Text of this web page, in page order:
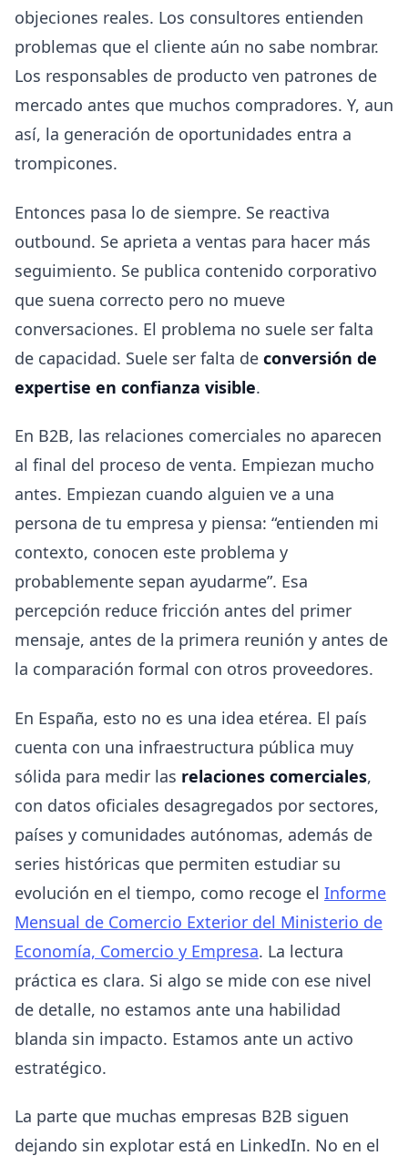
objeciones reales. Los consultores entienden
problemas que el cliente aún no sabe nombrar.
Los responsables de producto ven patrones de
mercado antes que muchos compradores. Y, aun
así, la generación de oportunidades entra a
trompicones.
Entonces pasa lo de siempre. Se reactiva
outbound. Se aprieta a ventas para hacer más
seguimiento. Se publica contenido corporativo
que suena correcto pero no mueve
conversaciones. El problema no suele ser falta
de capacidad. Suele ser falta de conversión de
expertise en confianza visible.
En B2B, las relaciones comerciales no aparecen
al final del proceso de venta. Empiezan mucho
antes. Empiezan cuando alguien ve a una
persona de tu empresa y piensa: “entienden mi
contexto, conocen este problema y
probablemente sepan ayudarme”. Esa
percepción reduce fricción antes del primer
mensaje, antes de la primera reunión y antes de
la comparación formal con otros proveedores.
En España, esto no es una idea etérea. El país
cuenta con una infraestructura pública muy
sólida para medir las relaciones comerciales,
con datos oficiales desagregados por sectores,
países y comunidades autónomas, además de
series históricas que permiten estudiar su
evolución en el tiempo, como recoge el Informe
Mensual de Comercio Exterior del Ministerio de
Economía, Comercio y Empresa. La lectura
práctica es clara. Si algo se mide con ese nivel
de detalle, no estamos ante una habilidad
blanda sin impacto. Estamos ante un activo
estratégico.
La parte que muchas empresas B2B siguen
dejando sin explotar está en LinkedIn. No en el